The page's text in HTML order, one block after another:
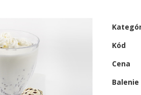
Kód
Cena
Balenie